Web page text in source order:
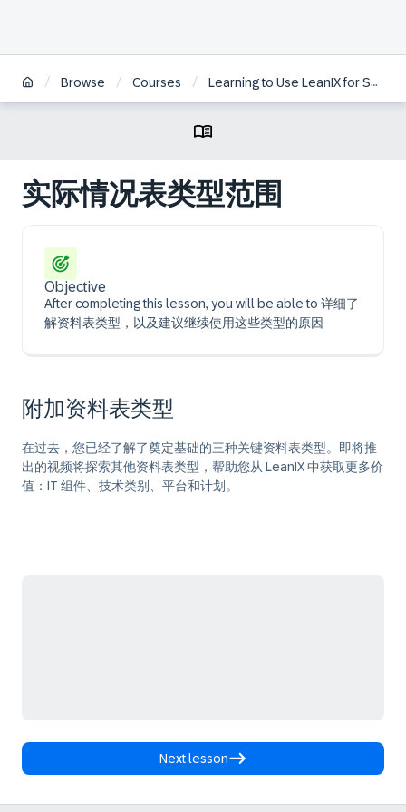
/ Browse / Courses / Learning to Use LeanIX for Successful Enterprise Architecture | ZH
实际情况表类型范围
Objective
After completing this lesson, you will be able to 详细了
解资料表类型，以及建议继续使用这些类型的原因
附加资料表类型
在过去，您已经了解了奠定基础的三种关键资料表类型。即将推
出的视频将探索其他资料表类型，帮助您从 LeanIX 中获取更多价
值：IT 组件、技术类别、平台和计划。
Next lesson